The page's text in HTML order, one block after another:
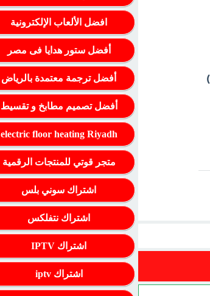
افضل الألعاب الإلكترونية
أفضل ستور هدايا فى مصر
أفضل ترجمة معتمدة بالرياض
أفضل تصميم مطابخ و تقسيط
electric floor heating Riyadh
متجر قوتي للمنتجات الرقمية
اشتراك سوني بلس
اشتراك نتفلكس
اشتراك IPTV
اشتراك iptv